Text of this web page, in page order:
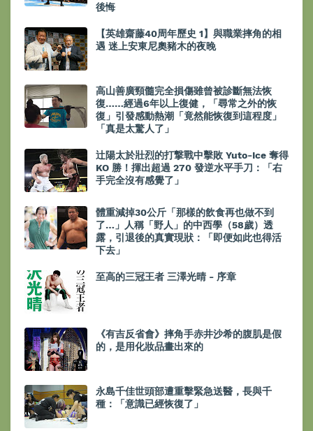
後悔
【英雄齋藤40周年歷史 1】與職業摔角的相
遇 迷上安東尼奧豬木的夜晚
高山善廣頸髓完全損傷雖曾被診斷無法恢
復……經過6年以上復健，「尋常之外的恢
復」引發感動熱潮「竟然能恢復到這程度」
「真是太驚人了」
辻陽太於壯烈的打撃戰中擊敗 Yuto-Ice 奪得
KO 勝！揮出超過 270 發逆水平手刀：「右
手完全沒有感覺了」
體重減掉30公斤「那樣的飲食再也做不到
了…」人稱「野人」的中西學（58歲）透
露，引退後的真實現狀：「即便如此也得活
下去」
至高的三冠王者 三澤光晴 - 序章
《有吉反省會》摔角手赤井沙希的腹肌是假
的，是用化妝品畫出來的
永島千佳世頭部遭重擊緊急送醫，長與千
種：「意識已經恢復了」